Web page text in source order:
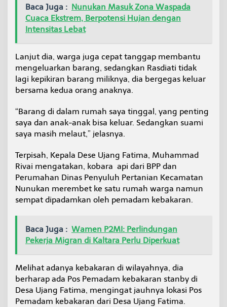
Baca Juga : Nunukan Masuk Zona Waspada
Cuaca Ekstrem, Berpotensi Hujan dengan
Intensitas Lebat
Lanjut dia, warga juga cepat tanggap membantu
mengeluarkan barang, sedangkan Rasdiati tidak
lagi kepikiran barang miliknya, dia bergegas keluar
bersama kedua orang anaknya.
“Barang di dalam rumah saya tinggal, yang penting
saya dan anak-anak bisa keluar. Sedangkan suami
saya masih melaut,” jelasnya.
Terpisah, Kepala Dese Ujang Fatima, Muhammad
Rivai mengatakan, kobara api dari BPP dan
Perumahan Dinas Penyuluh Pertanian Kecamatan
Nunukan merembet ke satu rumah warga namun
sempat dipadamkan oleh pemadam kebakaran.
Baca Juga : Wamen P2MI: Perlindungan
Pekerja Migran di Kaltara Perlu Diperkuat
Melihat adanya kebakaran di wilayahnya, dia
berharap ada Pos Pemadam kebakaran stanby di
Desa Ujang Fatima, mengingat jauhnya lokasi Pos
Pemadam kebakaran dari Desa Ujang Fatima.